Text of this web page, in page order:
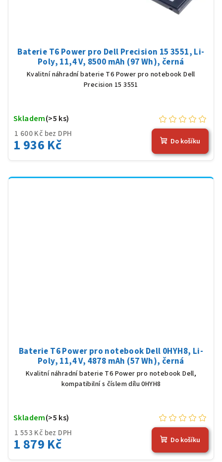
Baterie T6 Power pro Dell Precision 15 3551, Li-
Poly, 11,4 V, 8500 mAh (97 Wh), černá
Kvalitní náhradní baterie T6 Power pro notebook Dell
Precision 15 3551
1 600 Kč bez DPH
1 936 Kč
Skladem(>5 ks)
Do košíku
Baterie T6 Power pro notebook Dell 0HYH8, Li-
Poly, 11,4 V, 4878 mAh (57 Wh), černá
Kvalitní náhradní baterie T6 Power pro notebook Dell,
kompatibilní s číslem dílu 0HYH8
1 553 Kč bez DPH
1 879 Kč
Skladem(>5 ks)
Do košíku